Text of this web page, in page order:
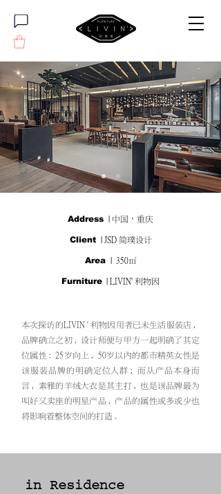
Address | 中国·重庆
Client | JSD 简璞设计
Area | 350㎡
Furniture | LIVIN' 利物因
本次探访的LIVIN ' 利物因用者已未生活服装店，
品牌确立之初，设计师便与甲方一起明确了其定
位属性：25岁向上，50岁以内的都市精英女性是
该服装品牌的明确定位人群；而从产品本身而
言，素雅的羊绒大衣是其主打，也是该品牌最为
叫好又卖座的明星产品，产品的属性或多或少也
将影响着整体空间的打造。
in Residence